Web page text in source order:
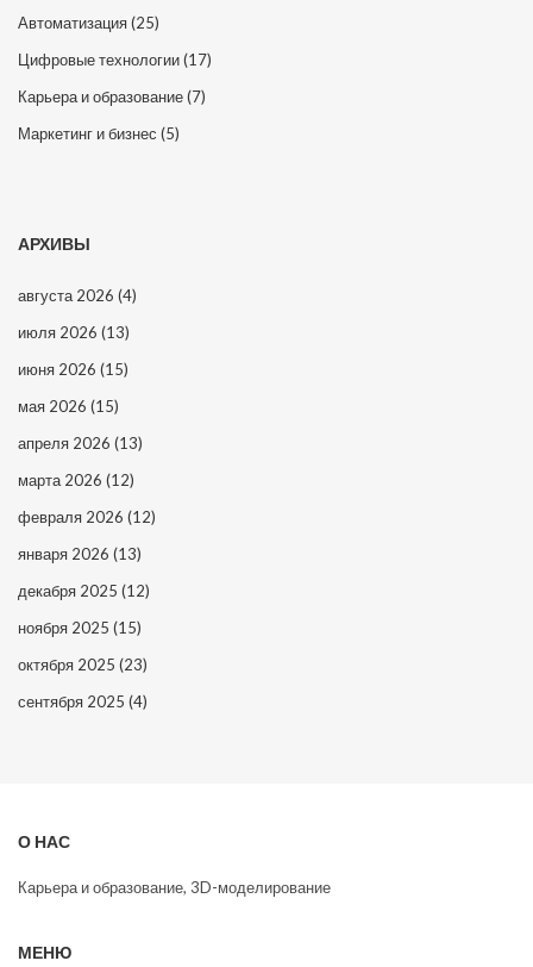
Автоматизация(25)
Цифровые технологии(17)
Карьера и образование(7)
Маркетинг и бизнес (5)
АРХИВЫ
августа 2026 (4)
июля 2026 (13)
июня 2026 (15)
мая 2026 (15)
апреля 2026 (13)
марта 2026 (12)
февраля 2026 (12)
января 2026 (13)
декабря 2025 (12)
ноября 2025 (15)
октября 2025 (23)
сентября 2025 (4)
О НАС
Карьера и образование, 3D-моделирование
МЕНЮ